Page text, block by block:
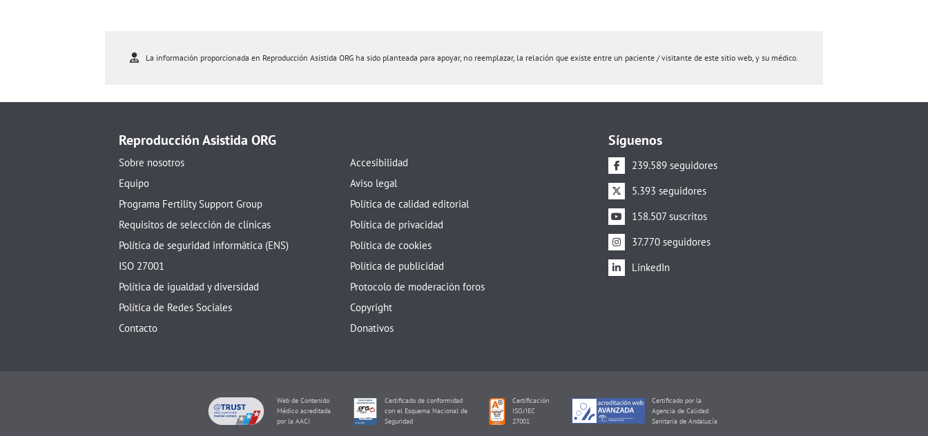
La información proporcionada en Reproducción Asistida ORG ha sido planteada para apoyar, no reemplazar, la relación que existe entre un paciente / visitante de este sitio web, y su médico.
Reproducción Asistida ORG
Sobre nosotros
Equipo
Programa Fertility Support Group
Requisitos de selección de clínicas
Política de seguridad informática (ENS)
ISO 27001
Política de igualdad y diversidad
Política de Redes Sociales
Contacto
Accesibilidad
Aviso legal
Política de calidad editorial
Política de privacidad
Política de cookies
Política de publicidad
Protocolo de moderación foros
Copyright
Donativos
Síguenos
239.589 seguidores
5.393 seguidores
158.507 suscritos
37.770 seguidores
LinkedIn
Web de Contenido
Médico acreditada
por la AACI
Certificado de conformidad
con el Esquema Nacional de
Seguridad
Certificación
ISO/IEC
27001
Certificado por la
Agencia de Calidad
Sanitaria de Andalucía